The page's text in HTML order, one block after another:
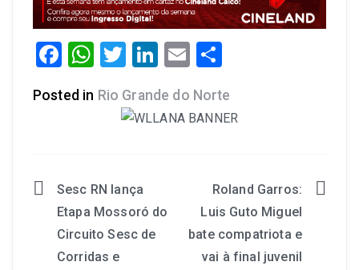
Facebook
WhatsApp
Twitter
LinkedIn
Email
Posted in Rio Grande do Norte
Sesc RN lança
Etapa Mossoró do
Circuito Sesc de
Corridas e
Roland Garros:
Luis Guto Miguel
bate compatriota e
vai à final juvenil